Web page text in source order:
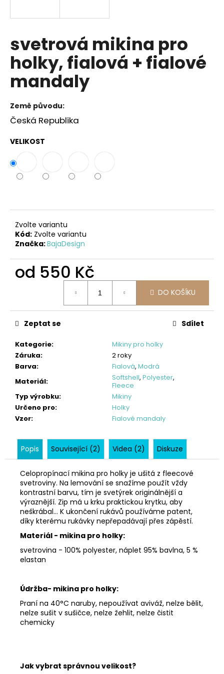
svetrová mikina pro
holky, fialová + fialové
mandaly
Země původu:
Česká Republika
VELIKOST
Zvolte variantu
Kód: Zvolte variantu
Značka:BajaDesign
od 550 Kč
DO KOŠÍKU
Kategorie:
Mikiny pro holky
Záruka:
2 roky
Barva: Fialová, Modrá
Materiál: Softshell, Polyester,
Fleece
Typ výrobku:
Mikiny
Určeno pro:
Holky
Vzor: Fialové mandaly
Zeptat se Sdílet
Popis Související (2) Videa (2) Diskuze
Celopropínací mikina pro holky je ušitá z fleecové
svetroviny. Na lemování se snažíme použít vždy
kontrastní barvu, tím je svetýrek originálnější a
výraznější. Zip má u krku praktickou krytku, aby
neškrábal... K ukončení rukávů používáme patent,
díky kterému rukávky nepřepadávají přes zápěstí.
Materiál - mikina pro holky:
svetrovina - 100% polyester, náplet 95% bavlna, 5 %
elastan
Údržba- mikina pro holky:
Praní na 40°C naruby, nepoužívat aviváž, nelze bělit,
nelze sušit v sušičce, nelze žehlit, nelze čistit
chemicky
Jak vybrat správnou velikost?
í
t
?
D
o
p
č
u
e
m
FLEECOVÁ
MIKINA
TM.
MODRÁ
CIKCAK
600
Kč